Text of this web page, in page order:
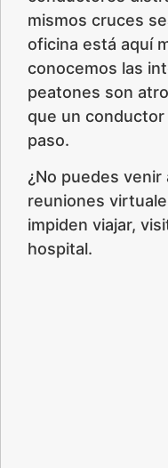
mismos cruces
oficina está aquí
conocemos las
peatones son
que un
paso.
¿No puedes
reuniones
impiden viajar,
hospital.